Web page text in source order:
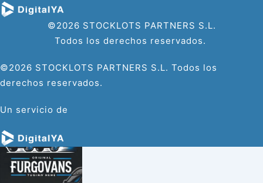
©2026 STOCKLOTS PARTNERS S.L.
Todos los derechos reservados.
©2026 STOCKLOTS PARTNERS S.L. Todos los
derechos reservados.
Un servicio de